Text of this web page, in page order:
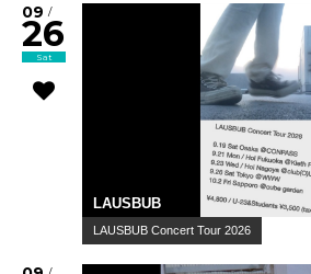
09 /
26
Sat
LAUSBUB
LAUSBUB Concert Tour 2026